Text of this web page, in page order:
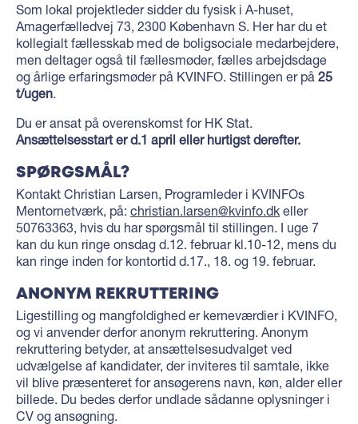
Som lokal projektleder sidder du fysisk i A-huset,
Amagerfælledvej 73, 2300 København S. Her har du et
kollegialt fællesskab med de boligsociale medarbejdere,
men deltager også til fællesmøder, fælles arbejdsdage
og årlige erfaringsmøder på KVINFO. Stillingen er på 25
t/ugen
Du er ansat på overenskomst for HK Stat.
Ansættelsesstart er d.1 april eller hurtigst derefter.
SPØRGSMÅL?
Kontakt Christian Larsen, Programleder i KVINFOs
Mentornetværk, på: christian.larsen@kvinfo.dk eller
50763363, hvis du har spørgsmål til stillingen. I uge 7
kan du kun ringe onsdag d.12. februar kl.10-12, mens du
kan ringe inden for kontortid d.17., 18. og 19. februar.
ANONYM REKRUTTERING
Ligestilling og mangfoldighed er kerneværdier i KVINFO,
og vi anvender derfor anonym rekruttering. Anonym
rekruttering betyder, at ansættelsesudvalget ved
udvælgelse af kandidater, der inviteres til samtale, ikke
vil blive præsenteret for ansøgerens navn, køn, alder eller
billede. Du bedes derfor undlade sådanne oplysninger i
CV og ansøgning.